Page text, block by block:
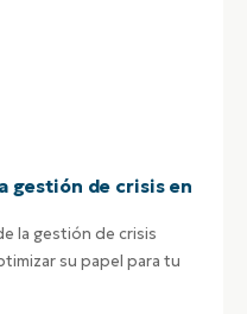
gestión de crisis en
la gestión de crisis
su papel para tu